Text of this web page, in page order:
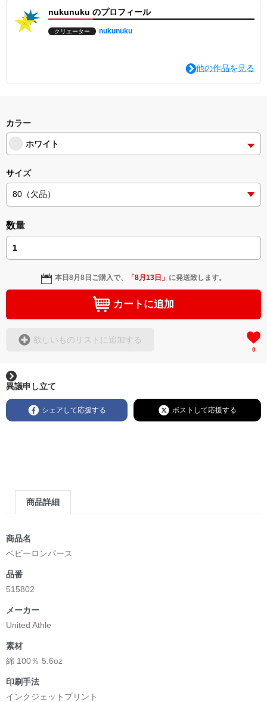
nukunuku のプロフィール
クリエーター nukunuku
他の作品を見る
カラー
ホワイト
サイズ
数量
本日8月8日 ご購入で、 「8月13日 」 に発送致します。
カートに追加
欲しいものリストに追加する
0
異議申し立て
シェアして応援する ポストして応援する
商品詳細
商品名
ベビーロンパース
品番
515802
メーカー
United Athle
素材
綿 100％ 5.6oz
印刷手法
インクジェットプリント